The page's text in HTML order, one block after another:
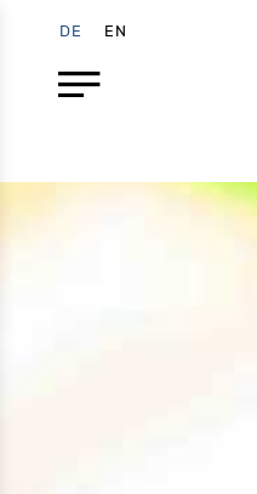
DE EN